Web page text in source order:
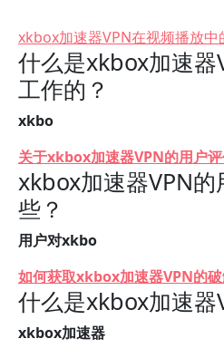
xkbox加速器VPN在视频播放中
什么是xkbox加速器
工作的？
xkbo
关于xkbox加速器VPN的用户
xkbox加速器VPN的
些？
用户对xkbo
如何获取xkbox加速器VPN的破
什么是xkbox加速器
xkbox加速器